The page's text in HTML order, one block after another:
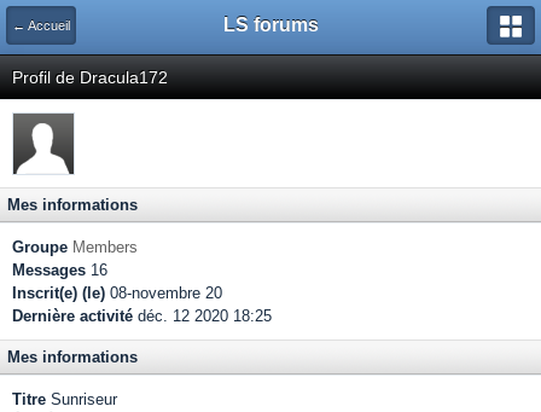
← Accueil LS forums
Profil de Dracula172
Mes informations
Groupe Members
Messages 16
Inscrit(e) (le) 08-novembre 20
Dernière activité déc. 12 2020 18:25
Mes informations
Titre Sunriseur